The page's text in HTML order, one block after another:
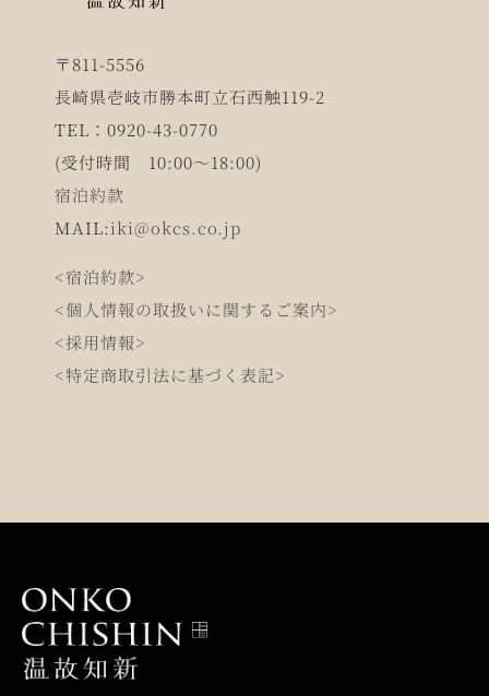
〒811-5556
長崎県壱岐市勝本町立石西触119-2
TEL：0920-43-0770
(受付時間 10:00～18:00)
宿泊約款
MAIL:iki@okcs.co.jp
<宿泊約款>
<個人情報の取扱いに関するご案内>
<採用情報>
<特定商取引法に基づく表記>